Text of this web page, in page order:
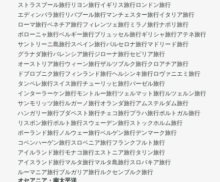
ストラスブール旅行リヨン旅行イギリス旅行ロンドン旅行
エディンバラ旅行リバプール旅行マンチェスター旅行イタリア旅行
ローマ旅行ベネチア旅行フィレンツェ旅行 ミラノ旅行ナポリ旅行
ボローニャ旅行ベルギー旅行ブリュッセル旅行ギリシャ旅行アテネ旅行
サントリーニ島旅行スペイン旅行バルセロナ旅行マドリード旅行
グラナダ旅行バレンシア旅行ジローナ旅行セビリア旅行
オーストリア旅行ウィーン旅行ザルツブルク旅行クロアチア旅行
ドブロブニク旅行フィンランド旅行ヘルシンキ旅行ロヴァニエミ旅行
タンペレ旅行スイス旅行チューリッヒ旅行バーゼル旅行
インターラーケン旅行モントルー旅行ツェルマット旅行ルツェルン旅行
サンモリッツ旅行ルガーノ旅行オランダ旅行アムステルダム旅行
ハンガリー旅行ブダペスト旅行チェコ旅行プラハ旅行ポルトガル旅行
リスボン旅行ポルト旅行スウェーデン旅行ストックホルム旅行
ポーランド旅行ノルウェー旅行ベルゲン旅行デンマーク旅行
コペンハーゲン旅行スロベニア旅行フランクフルト旅行
アイルランド旅行モナコ旅行エストニア旅行タリン旅行
アイスランド旅行マルタ旅行マルタ島旅行スロバキア旅行
ルーマニア旅行ブルガリア旅行ルクセンブルク旅行